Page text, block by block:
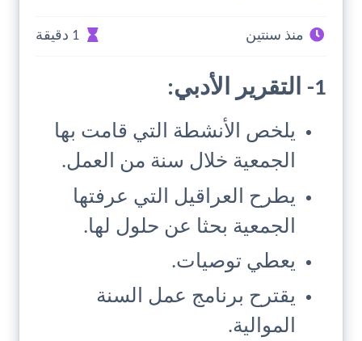
منذ سنتين 1 دقيقة
1- التقرير الأدبي:
يلخص الأنشطة التي قامت بها
الجمعية خلال سنة من العمل.
يطرح العراقيل التي عرفتها
الجمعية بحثا عن حلول لها.
يعطي توصيات.
يقترح برنامج عمل السنة
الموالية.